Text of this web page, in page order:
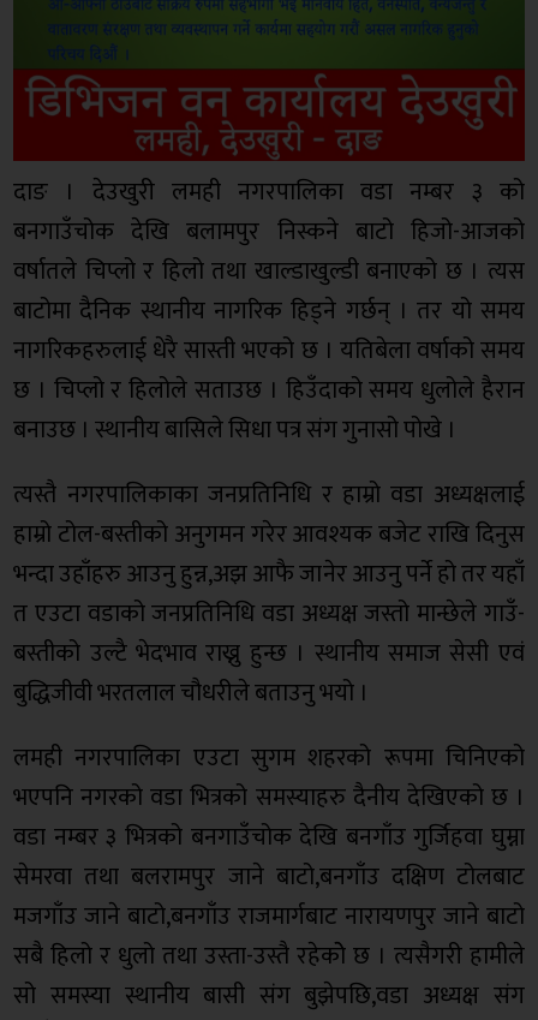
दाङ । देउखुरी लमही नगरपालिका वडा नम्बर ३ को
बनगाउँचोक देखि बलामपुर निस्कने बाटो हिजो-आजको
वर्षातले चिप्लो र हिलो तथा खाल्डाखुल्डी बनाएको छ । त्यस
बाटोमा दैनिक स्थानीय नागरिक हिड्ने गर्छन् । तर यो समय
नागरिकहरुलाई धेरै सास्ती भएको छ । यतिबेला वर्षाको समय
छ । चिप्लो र हिलोले सताउछ । हिउँदाको समय धुलोले हैरान
बनाउछ । स्थानीय बासिले सिधा पत्र संग गुनासो पोखे ।
त्यस्तै नगरपालिकाका जनप्रतिनिधि र हाम्रो वडा अध्यक्षलाई
हाम्रो टोल-बस्तीको अनुगमन गरेर आवश्यक बजेट राखि दिनुस
भन्दा उहाँहरु आउनु हुन्न,अझ आफै जानेर आउनु पर्ने हो तर यहाँ
त एउटा वडाको जनप्रतिनिधि वडा अध्यक्ष जस्तो मान्छेले गाउँ-
बस्तीको उल्टै भेदभाव राख्नु हुन्छ । स्थानीय समाज सेसी एवं
बुद्धिजीवी भरतलाल चौधरीले बताउनु भयो ।
लमही नगरपालिका एउटा सुगम शहरको रूपमा चिनिएको
भएपनि नगरको वडा भित्रको समस्याहरु दैनीय देखिएको छ ।
वडा नम्बर ३ भित्रको बनगाउँचोक देखि बनगाँउ गुर्जिहवा घुम्ना
सेमरवा तथा बलरामपुर जाने बाटो,बनगाँउ दक्षिण टोलबाट
मजगाँउ जाने बाटो,बनगाँउ राजमार्गबाट नारायणपुर जाने बाटो
सबै हिलो र धुलो तथा उस्ता-उस्तै रहेकोे छ । त्यसैगरी हामीले
सो समस्या स्थानीय बासी संग बुझेपछि,वडा अध्यक्ष संग